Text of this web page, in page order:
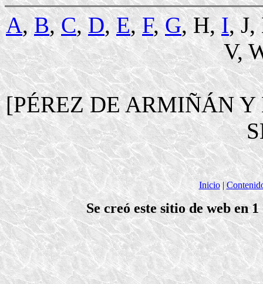
A,B,C,D,E,F,G, H,I,
V,
[PÉREZ DE ARMIÑÁN
Inicio|
Se creó este sitio de web en